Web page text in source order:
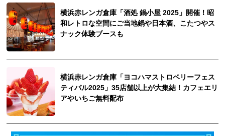
横浜赤レンガ倉庫「酒処 鍋小屋 2025」開催！昭
和レトロな空間にご当地鍋や日本酒、こたつやス
ナック体験ブースも
横浜赤レンガ倉庫「ヨコハマストロベリーフェス
ティバル2025」35店舗以上が大集結！カフェエリ
アやいちご無料配布